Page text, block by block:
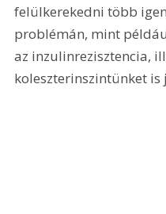
felülkerekedni több
problémán, mint
az inzulinrezisztencia,
koleszterinszintünket